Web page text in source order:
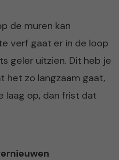
de muren kan
verf gaat er in de loop
geler uitzien. Dit heb je
het zo langzaam gaat,
laag op, dan frist dat